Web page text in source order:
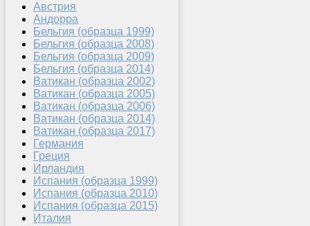
Австрия
Андорра
Бельгия (образца 1999)
Бельгия (образца 2008)
Бельгия (образца 2009)
Бельгия (образца 2014)
Ватикан (образца 2002)
Ватикан (образца 2005)
Ватикан (образца 2006)
Ватикан (образца 2014)
Ватикан (образца 2017)
Германия
Греция
Ирландия
Испания (образца 1999)
Испания (образца 2010)
Испания (образца 2015)
Италия